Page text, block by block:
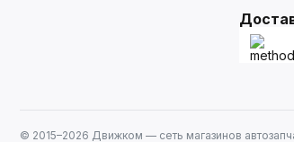
© 2015–2026 Движком — сеть магазинов